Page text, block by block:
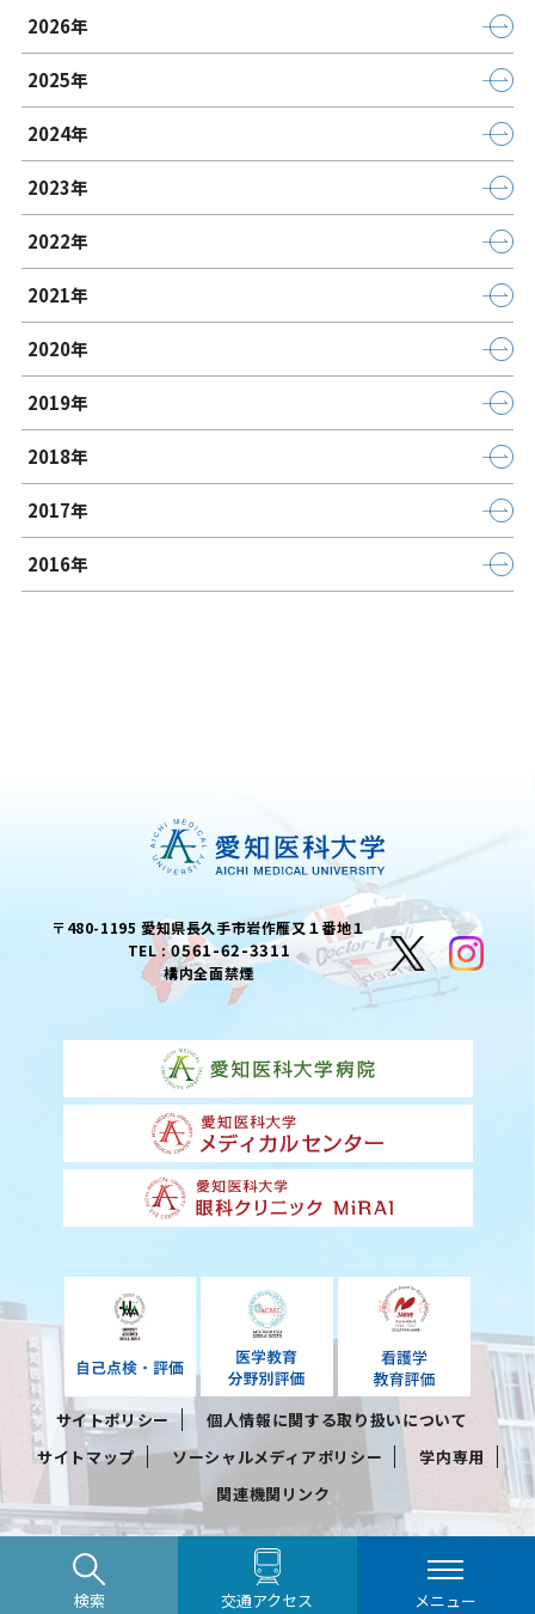
2026年
2025年
2024年
2023年
2022年
2021年
2020年
2019年
2018年
2017年
2016年
〒480-1195 愛知県長久手市岩作雁又１番地１
TEL :0561-62-3311
構内全面禁煙
サイトポリシー
個人情報に関する取り扱いについて
サイトマップ
ソーシャルメディアポリシー
学内専用
関連機関リンク
検索 交通アクセス メニュー